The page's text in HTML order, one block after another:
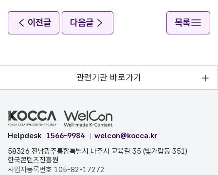
이전글 다음글 목록
관련기관 바로가기
Helpdesk 1566-9984
welcon@kocca.kr
58326 전남광주통합특별시 나주시 교육길 35 (빛가람동 351)
한국콘텐츠진흥원
사업자등록번호 105-82-17272